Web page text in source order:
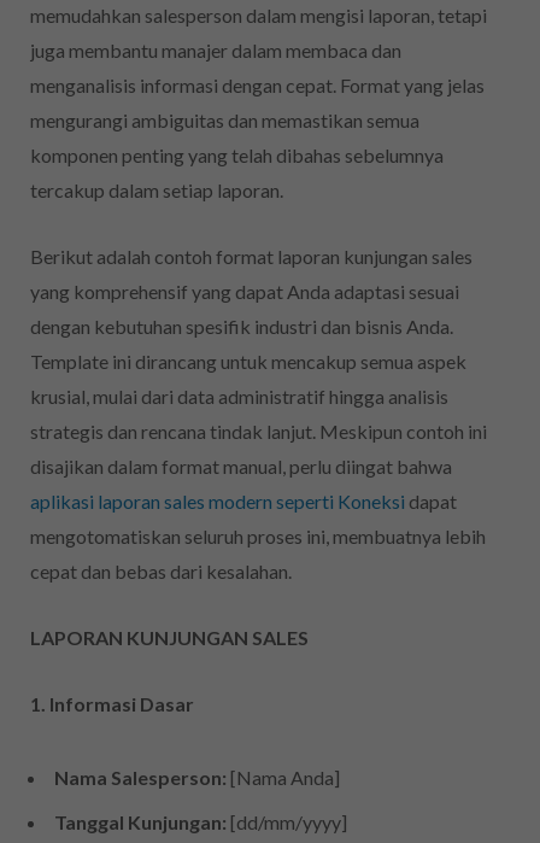
memudahkan salesperson dalam mengisi laporan, tetapi
juga membantu manajer dalam membaca dan
menganalisis informasi dengan cepat. Format yang jelas
mengurangi ambiguitas dan memastikan semua
komponen penting yang telah dibahas sebelumnya
tercakup dalam setiap laporan.
Berikut adalah contoh format laporan kunjungan sales
yang komprehensif yang dapat Anda adaptasi sesuai
dengan kebutuhan spesifik industri dan bisnis Anda.
Template ini dirancang untuk mencakup semua aspek
krusial, mulai dari data administratif hingga analisis
strategis dan rencana tindak lanjut. Meskipun contoh ini
disajikan dalam format manual, perlu diingat bahwa
aplikasi laporan sales modern seperti Koneksi dapat
mengotomatiskan seluruh proses ini, membuatnya lebih
cepat dan bebas dari kesalahan.
LAPORAN KUNJUNGAN SALES
1. Informasi Dasar
Nama Salesperson: [Nama Anda]
Tanggal Kunjungan: [dd/mm/yyyy]